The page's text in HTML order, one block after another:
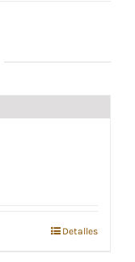
Detalles